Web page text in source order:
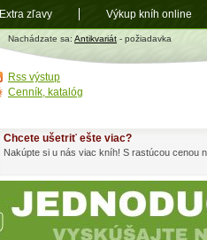
Nachádzate sa: Antikvariát - požiadavka
Chcete ušetriť ešte viac?
Nakúpte si u nás viac kníh! S rastúcou cenou
Rss výstup
Cenník, katalóg
Extra zľavy Výkup kníh online